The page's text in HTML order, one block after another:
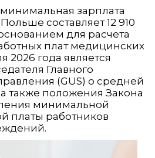
зарплата
составляет 12 910
для расчета
плат медицинских
2026 года является
Главного
(GUS) о средней
также положения Закона
минимальной
платы работников